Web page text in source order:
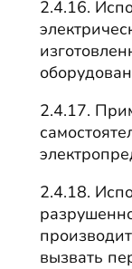
2.4.16.
2.4.17.
2.4.18.
вызвать